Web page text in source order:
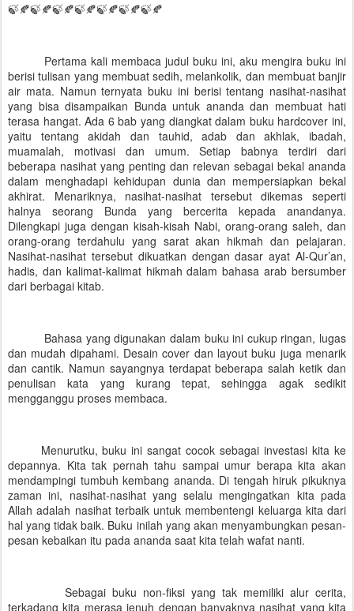
🍃🍂🍃🍂🍃🍂🍃🍂🍃🍂🍃🍂🍃🍂
Pertama kali membaca judul buku ini, aku mengira buku ini
berisi tulisan yang membuat sedih, melankolik, dan membuat banjir
air mata. Namun ternyata buku ini berisi tentang nasihat-nasihat
yang bisa disampaikan Bunda untuk ananda dan membuat hati
terasa hangat. Ada 6 bab yang diangkat dalam buku hardcover ini,
yaitu tentang akidah dan tauhid, adab dan akhlak, ibadah,
muamalah, motivasi dan umum. Setiap babnya terdiri dari
beberapa nasihat yang penting dan relevan sebagai bekal ananda
dalam menghadapi kehidupan dunia dan mempersiapkan bekal
akhirat. Menariknya, nasihat-nasihat tersebut dikemas seperti
halnya seorang Bunda yang bercerita kepada anandanya.
Dilengkapi juga dengan kisah-kisah Nabi, orang-orang saleh, dan
orang-orang terdahulu yang sarat akan hikmah dan pelajaran.
Nasihat-nasihat tersebut dikuatkan dengan dasar ayat Al-Qur’an,
hadis, dan kalimat-kalimat hikmah dalam bahasa arab bersumber
dari berbagai kitab.
Bahasa yang digunakan dalam buku ini cukup ringan, lugas
dan mudah dipahami. Desain cover dan layout buku juga menarik
dan cantik. Namun sayangnya terdapat beberapa salah ketik dan
penulisan kata yang kurang tepat, sehingga agak sedikit
mengganggu proses membaca.
Menurutku, buku ini sangat cocok sebagai investasi kita ke
depannya. Kita tak pernah tahu sampai umur berapa kita akan
mendampingi tumbuh kembang ananda. Di tengah hiruk pikuknya
zaman ini, nasihat-nasihat yang selalu mengingatkan kita pada
Allah adalah nasihat terbaik untuk membentengi keluarga kita dari
hal yang tidak baik. Buku inilah yang akan menyambungkan pesan-
pesan kebaikan itu pada ananda saat kita telah wafat nanti.
Sebagai buku non-fiksi yang tak memiliki alur cerita,
terkadang kita merasa jenuh dengan banyaknya nasihat yang kita